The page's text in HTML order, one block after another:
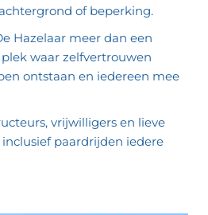
of beperking.
Hazelaar meer dan een
waar zelfvertrouwen
ontstaan en iedereen mee
vrijwilligers en lieve
paardrijden iedere